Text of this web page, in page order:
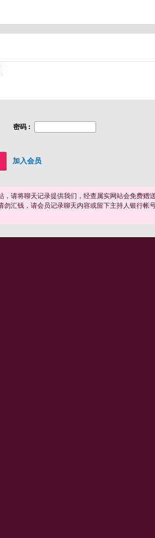
密码 :
加入会员
请将聊天记录提供我们，经查属实网站会免费赠送
勿汇钱，请会员记录聊天内容或留下主持人银行帐